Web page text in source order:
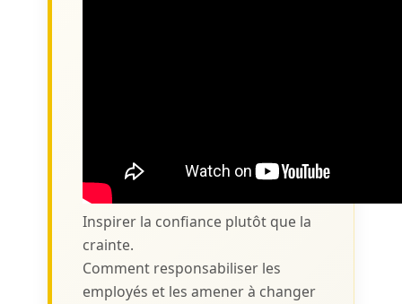
Inspirer la confiance plutôt que la
crainte.
Comment responsabiliser les
employés et les amener à changer